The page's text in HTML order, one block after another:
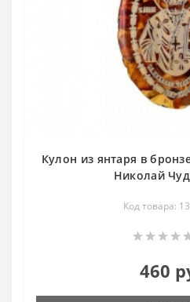
Кулон из янтаря в
Николай
Код товара:
460